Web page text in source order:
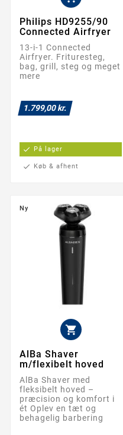
Philips HD9255/90
Connected Airfryer
13-i-1 Connected
Airfryer. Frituresteg,
bag, grill, steg og meget
mere
1.799,00 kr.
check På lager
check Køb & afhent
Ny

AlBa Shaver
m/flexibelt hoved
AlBa Shaver med
fleksibelt hoved –
præcision og komfort i
ét Oplev en tæt og
behagelig barbering